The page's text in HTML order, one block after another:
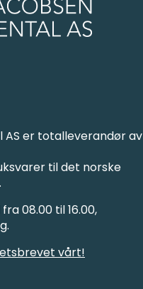
AS er totalleverandør av
til det norske
08.00 til 16.00,
vårt!